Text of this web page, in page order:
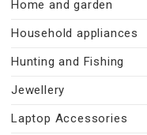
Home and garden
Household appliances
Hunting and Fishing
Jewellery
Laptop Accessories